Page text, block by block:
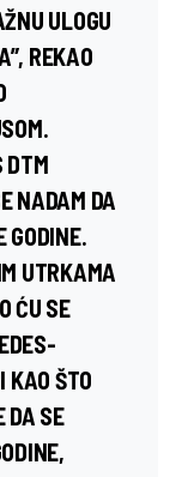
ULOGU
REKAO
.
DTM
NADAM DA
GODINE.
UTRKAMA
ĆU SE
KAO ŠTO
DA SE